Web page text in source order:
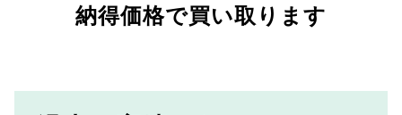
納得価格で買い取ります